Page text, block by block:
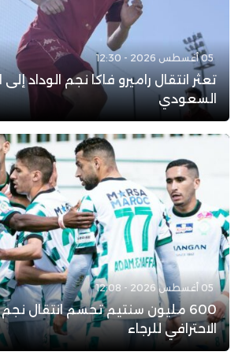
05 أغسطس 2026 - 12:30
تعثر انتقال راميرو فاكا نجم الوداد إلى
السعودي
05 أغسطس 2026 - 12:08
600 مليون سنتيم تحسم انتقال
الاحترافي للرجاء